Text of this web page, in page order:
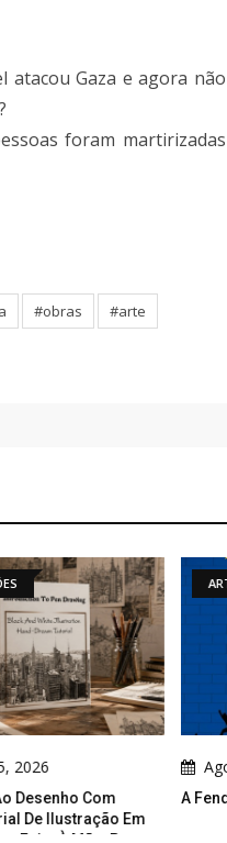
atacou Gaza e agora não
foram martirizadas
#obras
#arte
ARTE DIÁRIA
Agosto 05, 2026
A Fenda